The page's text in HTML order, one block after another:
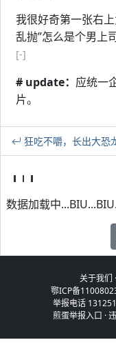
我很好奇第一张右
乱抛”怎么是个男上
[-]
# update： 应统一
片。
狂吃不嚼，长出大恐
数据加载中
关于我们 ·
鄂ICP备
举报电话
煎蛋举报入口 ·